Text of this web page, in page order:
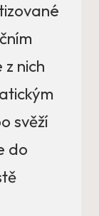
nich
svěží
do